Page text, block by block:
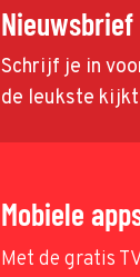
Nieuwsbrief
Schrijf je in
de leukste
Mobiele
Met de gratis